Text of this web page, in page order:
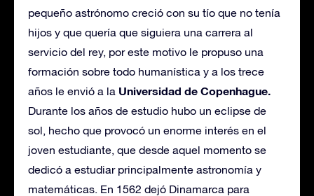
pequeño astrónomo creció con su tío que no tenía
hijos y que quería que siguiera una carrera al
servicio del rey, por este motivo le propuso una
formación sobre todo humanística y a los trece
años le envió a la Universidad de Copenhague.
Durante los años de estudio hubo un eclipse de
sol, hecho que provocó un enorme interés en el
joven estudiante, que desde aquel momento se
dedicó a estudiar principalmente astronomía y
matemáticas. En 1562 dejó Dinamarca para